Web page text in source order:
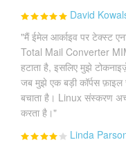
David
"मैं ईमेल आर्काइव पर टेक्स्ट
Total Mail Converter
हटाता है, इसलिए मुझे
जब मुझे एक बड़ी कॉर्पस फ़ाइल
बचाता है। Linux संस्करण
करता है।"
Linda